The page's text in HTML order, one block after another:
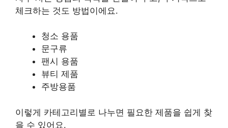
체크하는 것도 방법이에요.
청소 용품
문구류
팬시 용품
뷰티 제품
주방용품
이렇게 카테고리별로 나누면 필요한 제품을 쉽게 찾
을 수 있어요.